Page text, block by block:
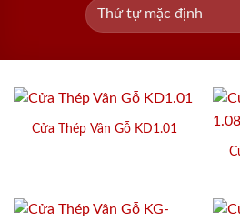
Cửa Thép Vân Gỗ KD1.01